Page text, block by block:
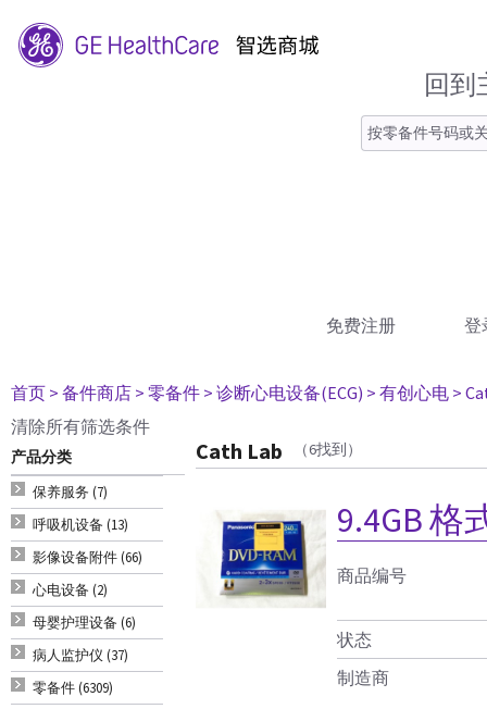
回到
免费注册 登
首页 > 备件商店 > 零备件 > 诊断心电设备(ECG) > 有创心电 >
清除所有筛选条件
产品分类
保养服务 (7)
呼吸机设备 (13)
影像设备附件 (66)
心电设备 (2)
母婴护理设备 (6)
病人监护仪 (37)
零备件 (6309)
Cath Lab （6找到）
9.4GB 格
商品编号
状态
制造商